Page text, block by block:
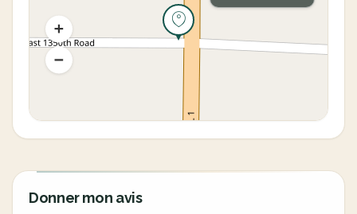
Donner mon avis